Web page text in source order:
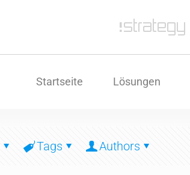
Startseite Lösungen
Tags Authors